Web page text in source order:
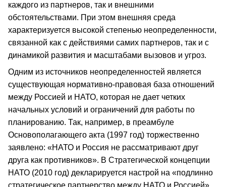
каждого из партнеров, так и внешними
обстоятельствами. При этом внешняя среда
характеризуется высокой степенью неопределенности,
связанной как с действиями самих партнеров, так и с
динамикой развития и масштабами вызовов и угроз.
Одним из источников неопределенностей является
существующая нормативно-правовая база отношений
между Россией и НАТО, которая не дает четких
начальных условий и ограничений для работы по
планированию. Так, например, в преамбуле
Основополагающего акта (1997 год) торжественно
заявлено: «НАТО и Россия не рассматривают друг
друга как противников». В Стратегической концепции
НАТО (2010 год) декларируется настрой на «подлинно